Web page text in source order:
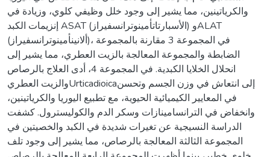
والكرياتينين، مما يشير إلى وجود خلل وظيفي كلوي، وزيادة في
إنزيمات الكبد ASAT (الأسبارتاتأمينوترانسفيراز) وALAT
(ألانينأمينوترانسفيراز)، في المجموعة 3 مقارنة بالمجموعة
الضابطة والمجموعة المعالجة بالزيت العطري، مما يشير إلى
انحلال الخلايا الكبدية. في المجموعة 4، أدى العلاج بالرصاص
والزيت العطريUrticadioicaإلى انتعاش في وزن الجسم وتحسن
في المعايير الكيميائية الحيوية، مع تطبيع اليوريا والكرياتينين،
وانخفاض في الترانسامينازات وسكر الدم والكوليسترول. كشفت
الدراسة النسيجية عن تغيرات شديدة في الكبد والخصيتين في
المجموعة الثالثة المعالجة بالرصاص، مما يشير إلى وجود تلف